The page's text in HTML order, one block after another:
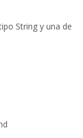
String y una de